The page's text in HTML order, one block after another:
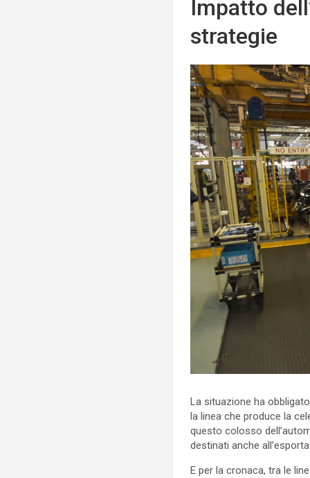
Impatto
strategie
La situazione ha
la linea che produce la
questo colosso
destinati anche
E per la cronaca, tra le